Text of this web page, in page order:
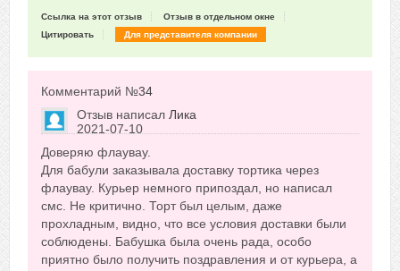
Ссылка на этот отзыв
Отзыв в отдельном окне
Цитировать
Для представителя компании
Комментарий №34
Отзыв написал Лика
2021-07-10
0
Доверяю флаувау.
Для бабули заказывала доставку тортика через
флаувау. Курьер немного припоздал, но написал
смс. Не критично. Торт был целым, даже
прохладным, видно, что все условия доставки были
соблюдены. Бабушка была очень рада, особо
приятно было получить поздравления и от курьера, а